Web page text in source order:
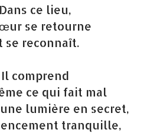
Dans ce lieu,
se retourne
se reconnaît.
Il comprend
ce qui fait mal
lumière en secret,
tranquille,